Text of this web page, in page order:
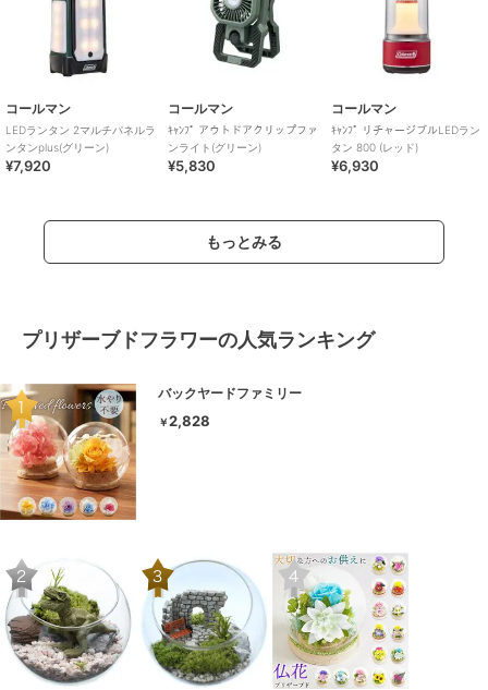
コールマン
LEDランタン 2マルチパネルラ
ンタンplus(グリーン)
¥7,920
コールマン
ｷｬﾝﾌﾟ アウトドアクリップファ
ンライト(グリーン)
¥5,830
コールマン
ｷｬﾝﾌﾟ リチャージブルLEDラン
タン 800 (レッド)
¥6,930
もっとみる
プリザーブドフラワーの人気ランキング
バックヤードファミリー
￥2,828